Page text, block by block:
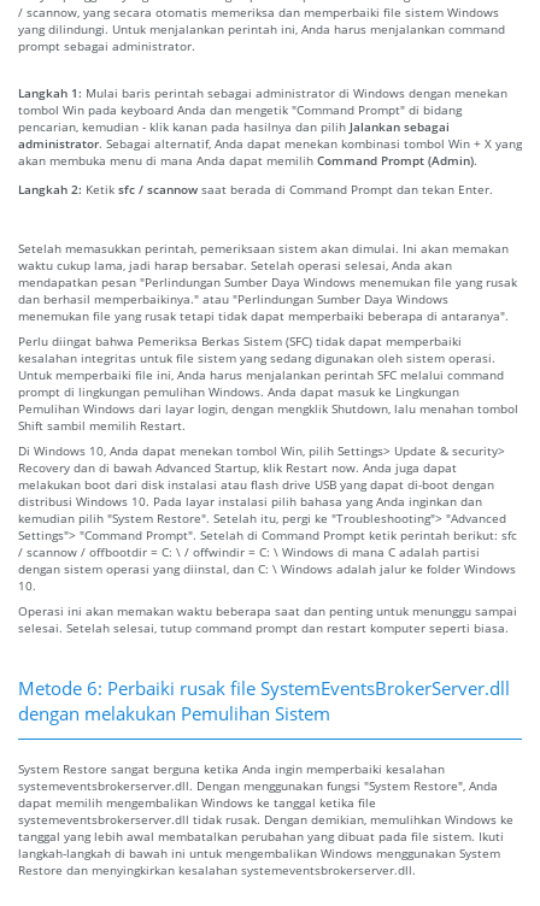
/ scannow, yang secara otomatis memeriksa dan memperbaiki file sistem Windows
yang dilindungi. Untuk menjalankan perintah ini, Anda harus menjalankan command
prompt sebagai administrator.
Langkah 1: Mulai baris perintah sebagai administrator di Windows dengan menekan
tombol Win pada keyboard Anda dan mengetik "Command Prompt" di bidang
pencarian, kemudian - klik kanan pada hasilnya dan pilih Jalankan sebagai
administrator. Sebagai alternatif, Anda dapat menekan kombinasi tombol Win + X yang
akan membuka menu di mana Anda dapat memilih Command Prompt (Admin).
Langkah 2: Ketik sfc / scannow saat berada di Command Prompt dan tekan Enter.
Setelah memasukkan perintah, pemeriksaan sistem akan dimulai. Ini akan memakan
waktu cukup lama, jadi harap bersabar. Setelah operasi selesai, Anda akan
mendapatkan pesan "Perlindungan Sumber Daya Windows menemukan file yang rusak
dan berhasil memperbaikinya." atau "Perlindungan Sumber Daya Windows
menemukan file yang rusak tetapi tidak dapat memperbaiki beberapa di antaranya".
Perlu diingat bahwa Pemeriksa Berkas Sistem (SFC) tidak dapat memperbaiki
kesalahan integritas untuk file sistem yang sedang digunakan oleh sistem operasi.
Untuk memperbaiki file ini, Anda harus menjalankan perintah SFC melalui command
prompt di lingkungan pemulihan Windows. Anda dapat masuk ke Lingkungan
Pemulihan Windows dari layar login, dengan mengklik Shutdown, lalu menahan tombol
Shift sambil memilih Restart.
Di Windows 10, Anda dapat menekan tombol Win, pilih Settings> Update & security>
Recovery dan di bawah Advanced Startup, klik Restart now. Anda juga dapat
melakukan boot dari disk instalasi atau flash drive USB yang dapat di-boot dengan
distribusi Windows 10. Pada layar instalasi pilih bahasa yang Anda inginkan dan
kemudian pilih "System Restore". Setelah itu, pergi ke "Troubleshooting"> "Advanced
Settings"> "Command Prompt". Setelah di Command Prompt ketik perintah berikut: sfc
/ scannow / offbootdir = C: \ / offwindir = C: \ Windows di mana C adalah partisi
dengan sistem operasi yang diinstal, dan C: \ Windows adalah jalur ke folder Windows
10.
Operasi ini akan memakan waktu beberapa saat dan penting untuk menunggu sampai
selesai. Setelah selesai, tutup command prompt dan restart komputer seperti biasa.
Metode 6: Perbaiki rusak file SystemEventsBrokerServer.dll
dengan melakukan Pemulihan Sistem
System Restore sangat berguna ketika Anda ingin memperbaiki kesalahan
systemeventsbrokerserver.dll. Dengan menggunakan fungsi "System Restore", Anda
dapat memilih mengembalikan Windows ke tanggal ketika file
systemeventsbrokerserver.dll tidak rusak. Dengan demikian, memulihkan Windows ke
tanggal yang lebih awal membatalkan perubahan yang dibuat pada file sistem. Ikuti
langkah-langkah di bawah ini untuk mengembalikan Windows menggunakan System
Restore dan menyingkirkan kesalahan systemeventsbrokerserver.dll.